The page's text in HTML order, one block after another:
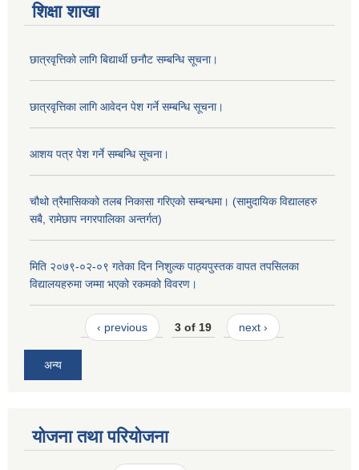
शिक्षा शाखा
छात्रवृत्तिको लागि बिद्यार्थी छनौट सम्बन्धि सूचना।
छात्रवृत्तिका लागि आवेदन पेश गर्ने सम्बन्धि सूचना।
आशय पत्र पेश गर्ने सम्बन्धि सूचना।
चौथो त्रैमासिकको तलब निकासा गरिएको सम्बन्धमा। (सामुदायिक विद्यालहरु
सबै, रामेछाप नगरपालिका अन्तर्गत)
मिति २०७९-०२-०९ गतेका दिन निशुल्क पाठ्यपुस्तक वापत तपसिलका
विद्यालयहरुमा जम्मा भएको रकमको विवरण।
‹ previous 3 of 19 next ›
अन्य
योजना तथा परियोजना